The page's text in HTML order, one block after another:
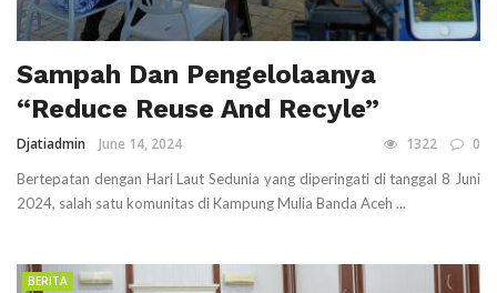
Sampah Dan Pengelolaanya
“Reduce Reuse And Recyle”
Djatiadmin June 14, 2024 1322 0
Bertepatan dengan Hari Laut Sedunia yang diperingati di tanggal 8 Juni
2024, salah satu komunitas di Kampung Mulia Banda Aceh ...
BERITA